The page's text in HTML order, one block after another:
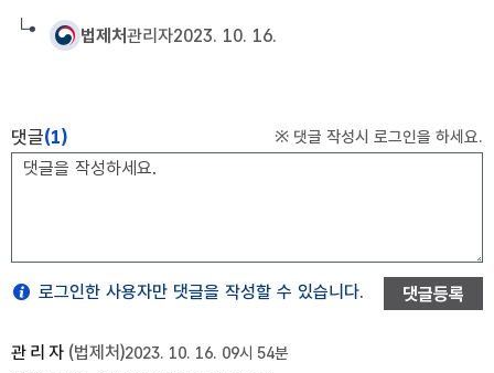
법제처관리자2023. 10. 16.
댓글(1) ※ 댓글 작성시 로그인을 하세요.
로그인한 사용자만 댓글을 작성할 수 있습니다. 댓글등록
관리자 (법제처)2023. 10. 16. 09시 54분